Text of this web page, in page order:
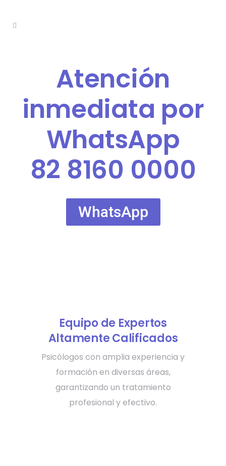
Atención
inmediata por
WhatsApp
82 8160 0000
WhatsApp
Equipo de Expertos
Altamente Calificados
Psicólogos con amplia experiencia y
formación en diversas áreas,
garantizando un tratamiento
profesional y efectivo.